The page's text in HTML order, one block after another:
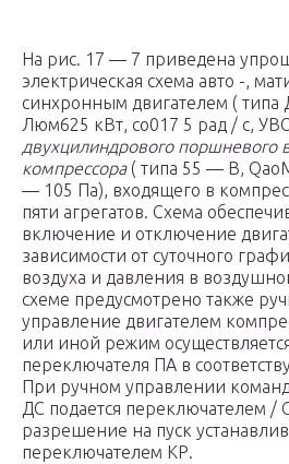
На рис. 17 — 7 приведена
электрическая схема авто -,
синхронным двигателем (
Люм625 кВт, со017 5 рад / с,
двухцилиндрового поршневого
компрессора( типа 55 — В,
— 105 Па), входящего в
пяти агрегатов. Схема
включение и отключение
зависимости от суточного
воздуха и давления в
схеме предусмотрено также
управление двигателем
или иной режим
переключателя ПА в
При ручном управлении
ДС подается переключателем /
разрешение на пуск
переключателем КР.